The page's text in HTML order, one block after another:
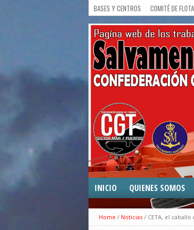
BASES Y CENTROS COMITÉ DE FLOTA
INICIO QUIENES SOMOS
Home / Noticias / CETA, el